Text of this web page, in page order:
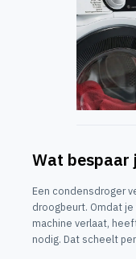
Wat bespaar
Een condensdroger
droogbeurt. Omdat
machine verlaat,
nodig. Dat scheelt